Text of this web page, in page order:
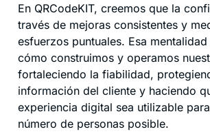
En QRCodeKIT, creemos que la
través de mejoras consistentes y
esfuerzos puntuales. Esa
cómo construimos y operamos
fortaleciendo la fiabilidad,
información del cliente y haciendo
experiencia digital sea utilizable
número de personas posible.